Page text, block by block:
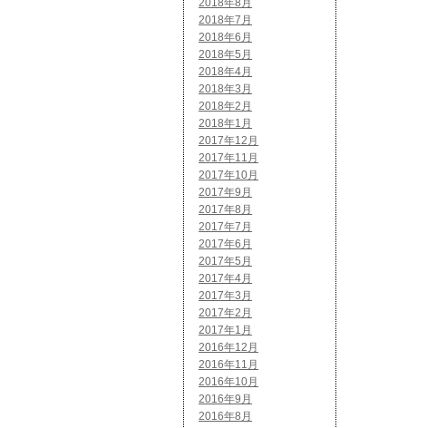
2018年7月
2018年6月
2018年5月
2018年4月
2018年3月
2018年2月
2018年1月
2017年12月
2017年11月
2017年10月
2017年9月
2017年8月
2017年7月
2017年6月
2017年5月
2017年4月
2017年3月
2017年2月
2017年1月
2016年12月
2016年11月
2016年10月
2016年9月
2016年8月